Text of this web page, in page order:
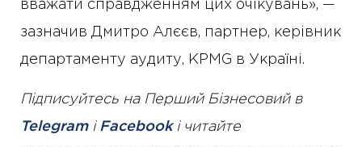
вважати справдженням цих очікувань», —
зазначив Дмитро Алєєв, партнер, керівник
департаменту аудиту, KPMG в Україні.
Підписуйтесь на Перший Бізнесовий в
Telegramі Facebookі читайте